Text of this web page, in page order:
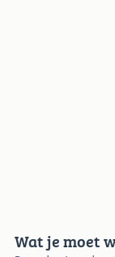
Wat je moet